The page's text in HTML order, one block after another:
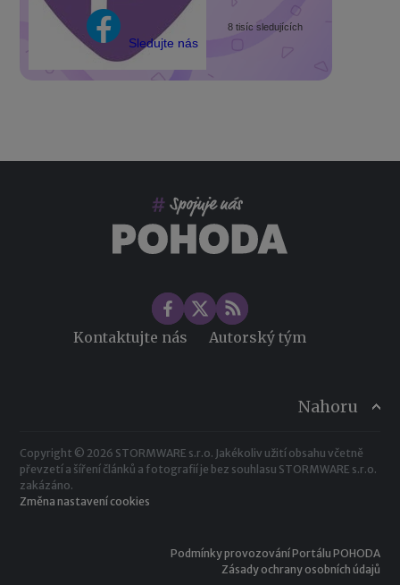
Sledujte nás
8 tisíc sledujících
Kontaktujte nás Autorský tým
Nahoru
Copyright © 2026 STORMWARE s.r.o. Jakékoliv užití obsahu včetně
převzetí a šíření článků a fotografií je bez souhlasu STORMWARE s.r.o.
zakázáno.
Změna nastavení cookies
Podmínky provozování Portálu POHODA
Zásady ochrany osobních údajů